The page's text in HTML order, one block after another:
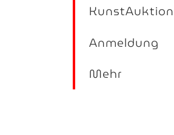
KunstAuktion
Anmeldung
Mehr